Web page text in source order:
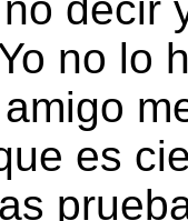
decir
no lo
es